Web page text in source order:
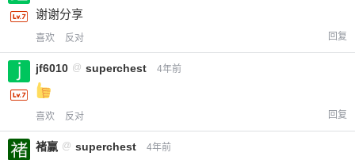
谢谢分享
喜欢 反对 回复
jf6010 @ superchest 4年前
喜欢 反对 回复
褚赢 @ superchest 4年前